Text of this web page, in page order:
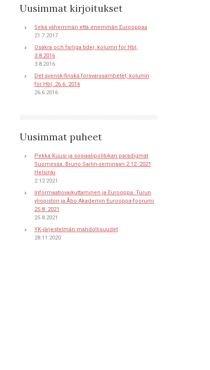
Uusimmat kirjoitukset
Sekä vähemmän että enemmän Eurooppaa
21.7.2017
Osäkra och farliga tider, kolumn för Hbl,
3.8.2016
3.8.2016
Det svensk-finska försvarssambetet, kolumn
för Hbl, 26.6. 2016
26.6.2016
Uusimmat puheet
Pekka Kuusi ja sosiaalipolitiikan paradigmat
Suomessa. Bruno Sarlin-seminaari 2.12. 2021
Helsinki
2.12.2021
Informaatiovaikuttaminen ja Eurooppa. Turun
yliopiston ja Åbo Akademin Eurooppa-foorumi
25.8. 2021
25.8.2021
YK-järjestelmän mahdollisuudet
28.11.2020